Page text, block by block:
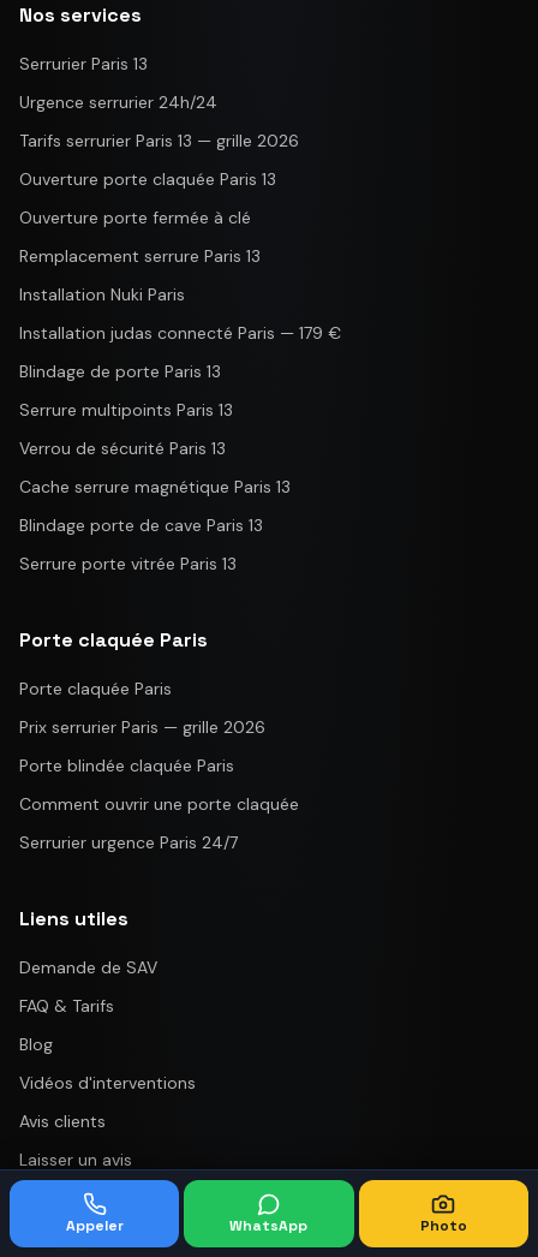
Nos services
Serrurier Paris 13
Urgence serrurier 24h/24
Tarifs serrurier Paris 13 — grille 2026
Ouverture porte claquée Paris 13
Ouverture porte fermée à clé
Remplacement serrure Paris 13
Installation Nuki Paris
Installation judas connecté Paris — 179 €
Blindage de porte Paris 13
Serrure multipoints Paris 13
Verrou de sécurité Paris 13
Cache serrure magnétique Paris 13
Blindage porte de cave Paris 13
Serrure porte vitrée Paris 13
Porte claquée Paris
Porte claquée Paris
Prix serrurier Paris — grille 2026
Porte blindée claquée Paris
Comment ouvrir une porte claquée
Serrurier urgence Paris 24/7
Liens utiles
Demande de SAV
FAQ & Tarifs
Blog
Vidéos d'interventions
Avis clients
Laisser un avis
Prendre rendez-vous
On recrute
Appeler WhatsApp Photo